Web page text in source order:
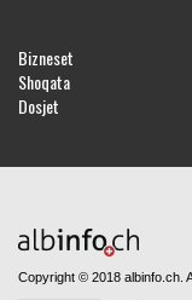
Bizneset
Shoqata
Dosjet
Copyright © 2018 albinfo.ch.